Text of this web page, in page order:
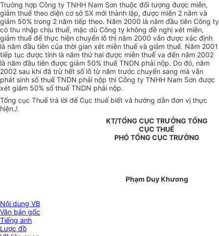
Trường hợp Công ty TNHH Nam Sơn thuộc đối tượng được miễn,
giảm thuế theo diện cơ sở SX mới thành lập, được miễn 2 năm và
giảm 50% trong 2 năm tiếp theo. Năm 2000 là năm đầu tiên Công ty
có thu nhập chịu thuế, mặc dù Công ty không đề nghị xét miễn,
giảm thuế để thực hiện chuyển lỗ thì năm 2000 vẫn được xác định
là năm đầu tiên của thời gian xét miễn thuế và giảm thuế. Năm 2001
tiếp tục được tính là năm thứ hai được miễn thuế va đến năm 2002
là năm đầu tiên được giảm 50% thuế TNDN phải nộp. Do đó, năm
2002 sau khi đã trừ hết số lỗ từ năm trước chuyển sang mà vẫn
phát sinh số thuế TNDN phải nộp thì Công ty TNHH Nam Sơn được
xét giảm 50% số thuế TNDN phải nộp.
Tổng cục Thuế trả lời để Cục thuế biết và hướng dẫn đơn vị thực
hiện./.
KT/TỔNG CỤC TRƯỞNG TỔNG
CỤC THUẾ
PHÓ TỔNG CỤC TRƯỞNG
Phạm Duy Khương
Nội dung VB
Văn bản gốc
Tiếng anh
Lược đồ